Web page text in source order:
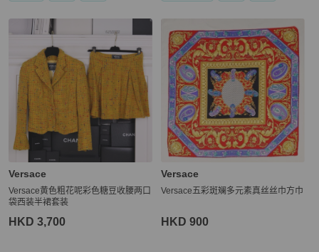
Versace
Versace黄色粗花呢彩色糖豆收腰两口
袋西装半裙套装
HKD 3,700
Versace
Versace五彩斑斓多元素真丝丝巾方巾
HKD 900